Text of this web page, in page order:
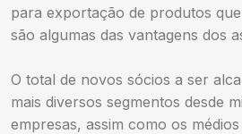
para exportação de produtos
são algumas das vantagens dos
O total de novos sócios a ser
mais diversos segmentos desde
empresas, assim como os